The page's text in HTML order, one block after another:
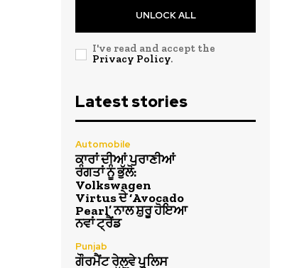
UNLOCK ALL
I've read and accept the
Privacy Policy.
Latest stories
Automobile
ਕਾਰਾਂ ਦੀਆਂ ਪੁਰਾਣੀਆਂ
ਰੰਗਤਾਂ ਨੂੰ ਭੁੱਲੋ:
Volkswagen
Virtus ਦੇ ‘Avocado
Pearl’ ਨਾਲ ਸ਼ੁਰੂ ਹੋਇਆ
ਨਵਾਂ ਟ੍ਰੈਂਡ
Punjab
ਗੌਰਮੈਂਟ ਰੇਲਵੇ ਪੁਲਿਸ